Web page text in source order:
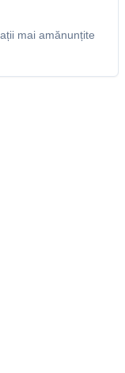
mai amănunțite